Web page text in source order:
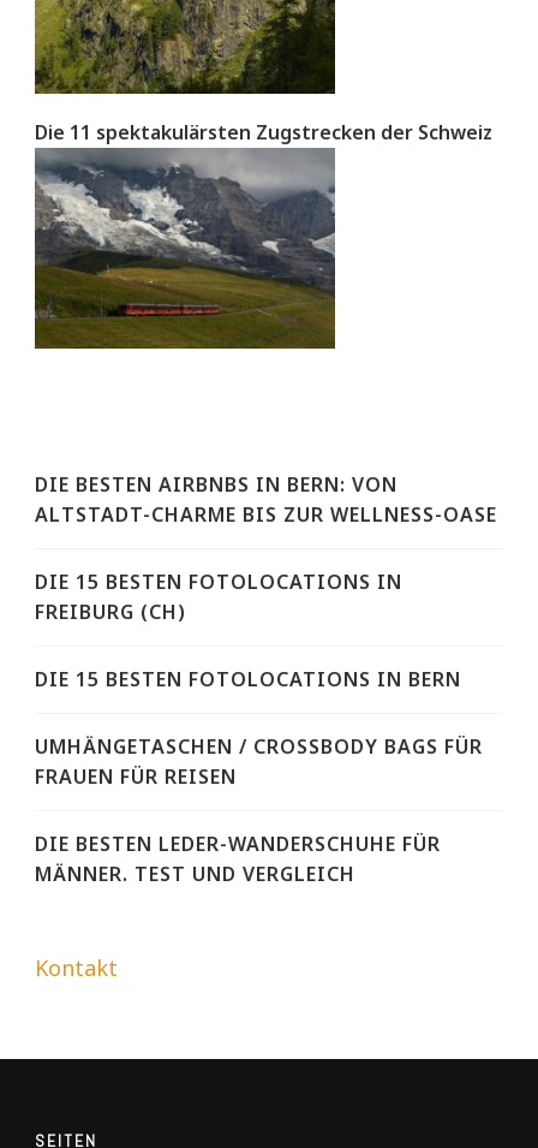
Die 11 spektakulärsten Zugstrecken der Schweiz
DIE BESTEN AIRBNBS IN BERN: VON
ALTSTADT-CHARME BIS ZUR WELLNESS-OASE
DIE 15 BESTEN FOTOLOCATIONS IN
FREIBURG (CH)
DIE 15 BESTEN FOTOLOCATIONS IN BERN
UMHÄNGETASCHEN / CROSSBODY BAGS FÜR
FRAUEN FÜR REISEN
DIE BESTEN LEDER-WANDERSCHUHE FÜR
MÄNNER. TEST UND VERGLEICH
Kontakt
SEITEN